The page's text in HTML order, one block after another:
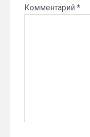
Комментарий *